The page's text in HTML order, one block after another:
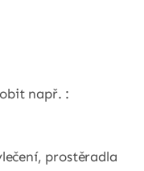
např. :
prostěradla